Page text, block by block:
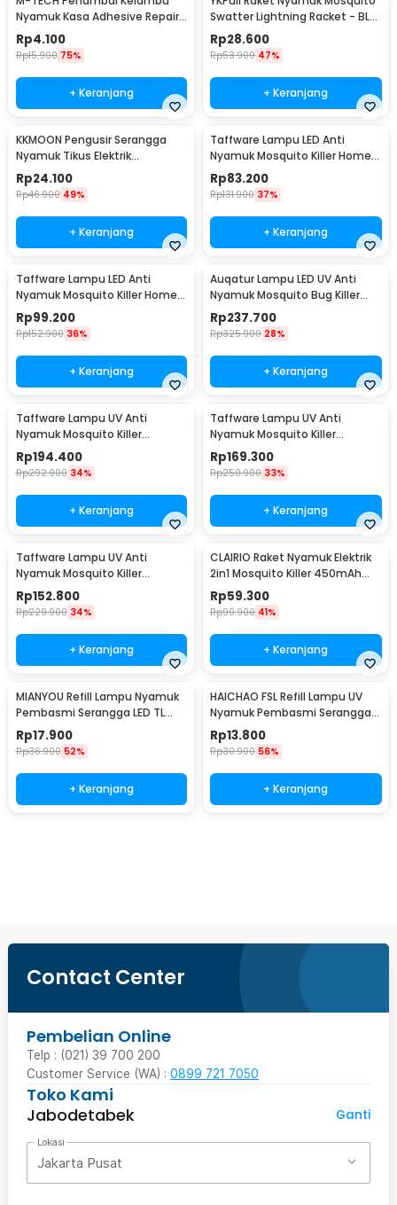
Nyamuk Kasa Adhesive Repair
Patch 6 PCS - TP10-P
Rp4.100
Rp15.900 75%
+ Keranjang
Swatter Lightning Racket - BL-
186
Rp28.600
Rp53.900 47%
+ Keranjang
KKMOON Pengusir Serangga
Nyamuk Tikus Elektrik
Ultrasonik - PR24
Rp24.100
Rp46.900 49%
+ Keranjang
Taffware Lampu LED Anti
Nyamuk Mosquito Killer Home
Usage 8W 29cm - TF-500
Rp83.200
Rp131.900 37%
+ Keranjang
Taffware Lampu LED Anti
Nyamuk Mosquito Killer Home
Usage 8W 39cm - TF-500
Rp99.200
Rp152.900 36%
+ Keranjang
Auqatur Lampu LED UV Anti
Nyamuk Mosquito Bug Killer
20W 220V - QH50C-20W
Rp237.700
Rp325.900 28%
+ Keranjang
Taffware Lampu UV Anti
Nyamuk Mosquito Killer
Industrial Usage 40W - AP-700
Rp194.400
Rp292.900 34%
+ Keranjang
Taffware Lampu UV Anti
Nyamuk Mosquito Killer
Industrial Usage 30W - AP-725
Rp169.300
Rp250.900 33%
+ Keranjang
Taffware Lampu UV Anti
Nyamuk Mosquito Killer
Industrial Usage 20W - AP-725
Rp152.800
Rp229.900 34%
+ Keranjang
CLAIRIO Raket Nyamuk Elektrik
2in1 Mosquito Killer 450mAh
2700V - CR-3
Rp59.300
Rp99.900 41%
+ Keranjang
MIANYOU Refill Lampu Nyamuk
Pembasmi Serangga LED TL
Neon 10W - MY410
Rp17.900
Rp36.900 52%
+ Keranjang
HAICHAO FSL Refill Lampu UV
Nyamuk Pembasmi Serangga
TL Neon 15W - BLT8
Rp13.800
Rp30.900 56%
+ Keranjang
Contact Center
Pembelian Online
Telp : (021) 39 700 200
Customer Service (WA) : 0899 721 7050
Toko Kami
Jabodetabek
Ganti
Lokasi
Jakarta Pusat